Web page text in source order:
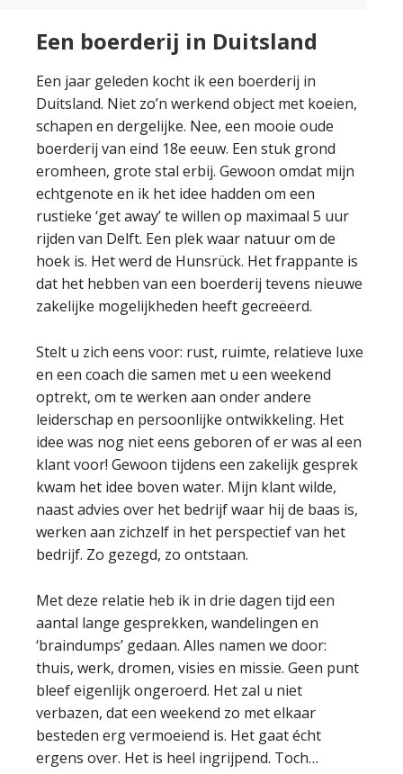
Een boerderij in Duitsland
Een jaar geleden kocht ik een boerderij in
Duitsland. Niet zo’n werkend object met koeien,
schapen en dergelijke. Nee, een mooie oude
boerderij van eind 18e eeuw. Een stuk grond
eromheen, grote stal erbij. Gewoon omdat mijn
echtgenote en ik het idee hadden om een
rustieke ‘get away’ te willen op maximaal 5 uur
rijden van Delft. Een plek waar natuur om de
hoek is. Het werd de Hunsrück. Het frappante is
dat het hebben van een boerderij tevens nieuwe
zakelijke mogelijkheden heeft gecreëerd.
Stelt u zich eens voor: rust, ruimte, relatieve luxe
en een coach die samen met u een weekend
optrekt, om te werken aan onder andere
leiderschap en persoonlijke ontwikkeling. Het
idee was nog niet eens geboren of er was al een
klant voor! Gewoon tijdens een zakelijk gesprek
kwam het idee boven water. Mijn klant wilde,
naast advies over het bedrijf waar hij de baas is,
werken aan zichzelf in het perspectief van het
bedrijf. Zo gezegd, zo ontstaan.
Met deze relatie heb ik in drie dagen tijd een
aantal lange gesprekken, wandelingen en
‘braindumps’ gedaan. Alles namen we door:
thuis, werk, dromen, visies en missie. Geen punt
bleef eigenlijk ongeroerd. Het zal u niet
verbazen, dat een weekend zo met elkaar
besteden erg vermoeiend is. Het gaat écht
ergens over. Het is heel ingrijpend. Toch…